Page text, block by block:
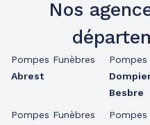
Nos
Pompes Funèbres
Abrest
Pompes Funèbres
Pompes
Besbre
Pompes